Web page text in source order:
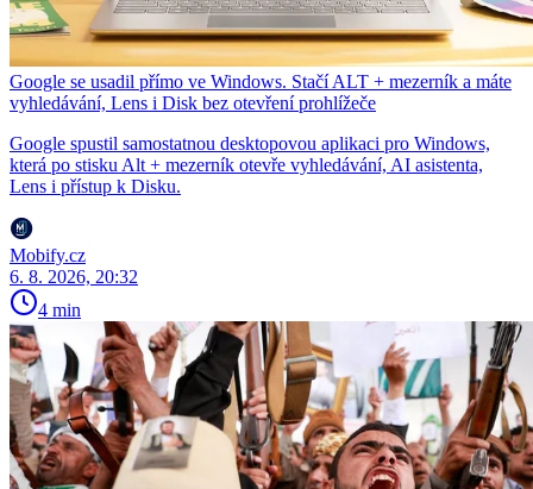
Google se usadil přímo ve Windows. Stačí ALT + mezerník a máte
vyhledávání, Lens i Disk bez otevření prohlížeče
Google spustil samostatnou desktopovou aplikaci pro Windows,
která po stisku Alt + mezerník otevře vyhledávání, AI asistenta,
Lens i přístup k Disku.
Mobify.cz
6. 8. 2026, 20:32
4 min